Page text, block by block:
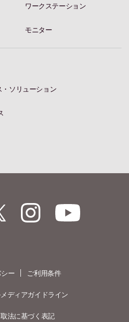
ワークステーション
モニター
ソリューション
ー ご利用条件
ディアガイドライン
法に基づく表記